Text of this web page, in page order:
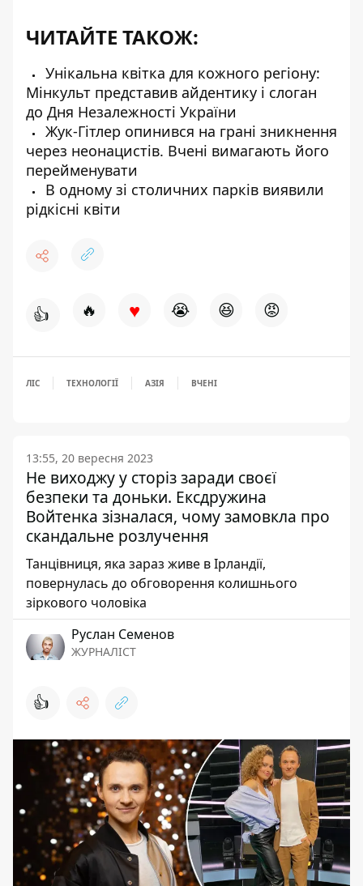
ЧИТАЙТЕ ТАКОЖ:
Унікальна квітка для кожного регіону:
Мінкульт представив айдентику і слоган
до Дня Незалежності України
Жук-Гітлер опинився на грані зникнення
через неонацистів. Вчені вимагають його
перейменувати
В одному зі столичних парків виявили
рідкісні квіти
👍 🔥 ♥ 😭 😆 😡
ЛІС ТЕХНОЛОГІЇ АЗІЯ ВЧЕНІ
13:55, 20 вересня 2023
Не виходжу у сторіз заради своєї
безпеки та доньки. Ексдружина
Войтенка зізналася, чому замовкла про
скандальне розлучення
Танцівниця, яка зараз живе в Ірландії,
повернулась до обговорення колишнього
зіркового чоловіка
Руслан Семенов
ЖУРНАЛІСТ
👍